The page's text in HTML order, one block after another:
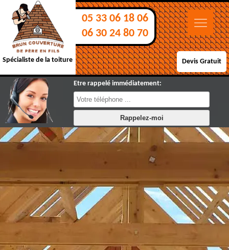
Spécialiste de la toiture
05 33 06 18 06
06 30 24 80 70
Devis Gratuit
Etre rappelé immédiatement: